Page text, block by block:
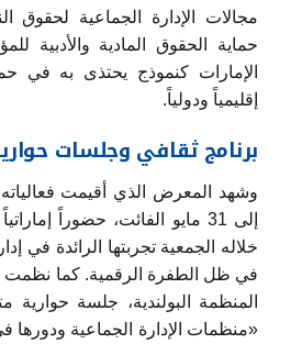
مجالات الإدارة الجماعية لحقوق
حماية الحقوق المادية والأدبية
الإمارات كنموذج يحتذى به في
إقليمياً ودولياً.
برنامج ثقافي وجلسات
إلى 31 مايو الفائت، حضوراً
خلاله الجمعية تجربتها الرائدة في
في ظل الطفرة الرقمية. كما نظمت
المنظمة البولندية، جلسة
«منظمات الإدارة الجماعية ودورها